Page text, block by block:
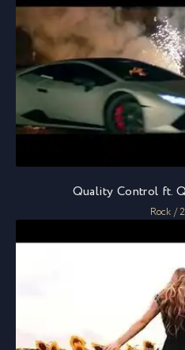
Quality Control ft.
Rock /